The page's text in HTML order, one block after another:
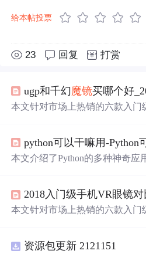
给本帖投票
23 回复 打赏
ugp和千幻 魔镜买哪个好_2018入门级手机VR眼镜对比
本文针对市场上热销的六款入门
分较低。此外，文章还探讨了影
角大小、瞳距调节等。
本文介绍了Python的多种神奇应
求大。最后给出零基础入门建议
解库和与伙伴学习。
本文针对市场上热销的六款入门
点。资源包更新 2121151